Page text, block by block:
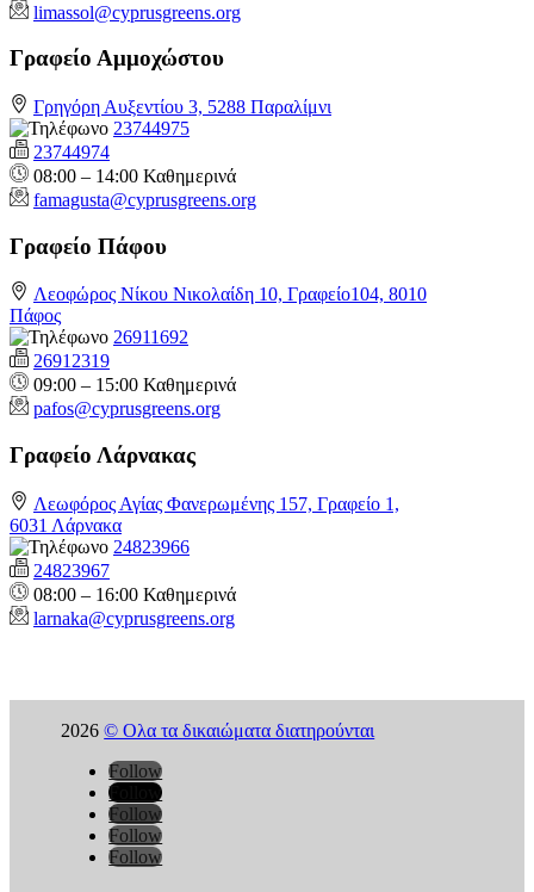
limassol@cyprusgreens.org
Γραφείο Αμμοχώστου
Γρηγόρη Αυξεντίου 3, 5288 Παραλίμνι
23744975
23744974
08:00 – 14:00 Καθημερινά
famagusta@cyprusgreens.org
Γραφείο Πάφου
Λεοφώρος Νίκου Νικολαίδη 10, Γραφείο104, 8010
Πάφος
26911692
26912319
09:00 – 15:00 Καθημερινά
pafos@cyprusgreens.org
Γραφείο Λάρνακας
Λεωφόρος Αγίας Φανερωμένης 157, Γραφείο 1,
6031 Λάρνακα
24823966
24823967
08:00 – 16:00 Καθημερινά
larnaka@cyprusgreens.org
2026© Ολα τα δικαιώματα διατηρούνται
Follow
Follow
Follow
Follow
Follow